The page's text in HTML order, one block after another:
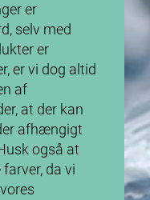
er
selv med
er
er vi dog altid
af
at der kan
afhængigt
også at
da vi